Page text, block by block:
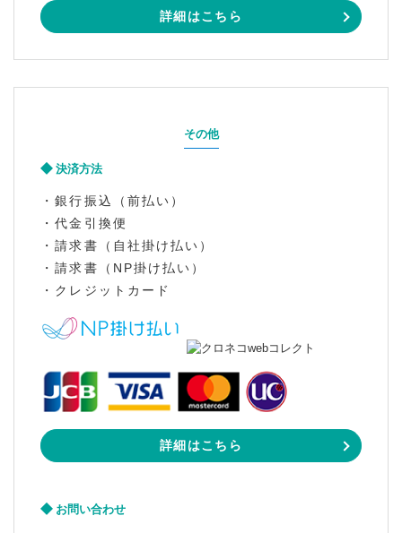
詳細はこちら
その他
決済方法
・銀行振込（前払い）
・代金引換便
・請求書（自社掛け払い）
・請求書（NP掛け払い）
・クレジットカード
詳細はこちら
お問い合わせ